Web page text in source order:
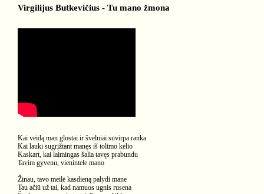
Virgilijus Butkevičius - Tu mano žmona
Kai veidą man glostai ir švelniai suvirpa ranka
Kai lauki sugrįžtant manęs iš tolimo kelio
Kaskart, kai laimingas šalia tavęs prabundu
Tavim gyvenu, vienintele mano
Žinau, tavo meilė kasdieną palydi mane
Tau ačiū už tai, kad namuos ugnis rusena